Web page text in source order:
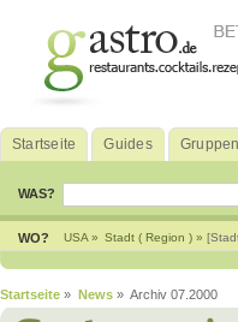
Startseite Guides Gruppen
WAS?
WO? USA » Stadt ( Region ) »
Startseite » News » Archiv 07.2000